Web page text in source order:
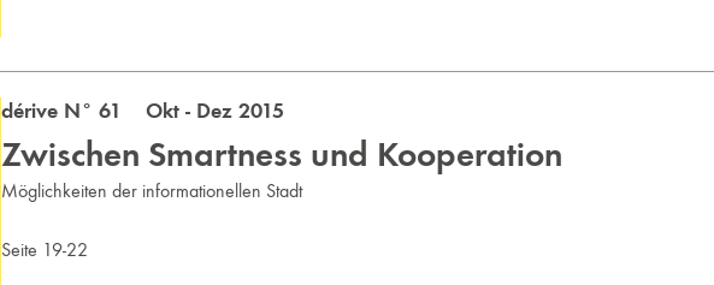
dérive N° 61 Okt - Dez 2015
Zwischen Smartness und Kooperation
Möglichkeiten der informationellen Stadt
Seite 19-22